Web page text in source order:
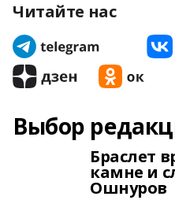
Читайте нас
Выбор
Браслет
камне и
Ошнуров